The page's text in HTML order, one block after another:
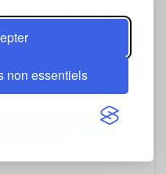
non essentiels
la cure thermale de
le 06/01/2025
Question utile ?